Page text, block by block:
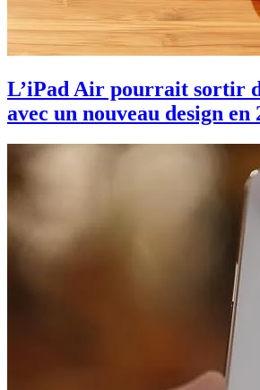
L’iPad Air pourrait sortir
avec un nouveau design en